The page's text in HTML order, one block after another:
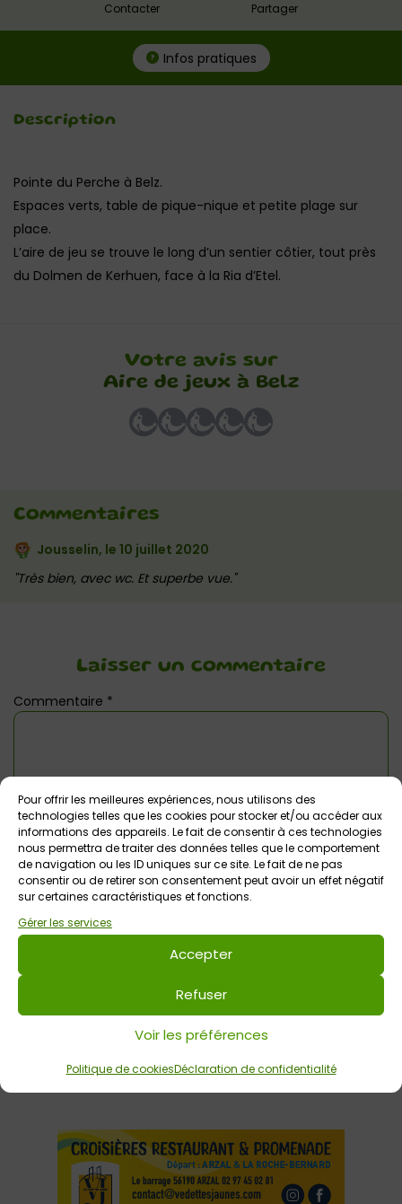
Pour offrir les meilleures expériences, nous utilisons des
technologies telles que les cookies pour stocker et/ou accéder aux
informations des appareils. Le fait de consentir à ces technologies
nous permettra de traiter des données telles que le comportement
de navigation ou les ID uniques sur ce site. Le fait de ne pas
consentir ou de retirer son consentement peut avoir un effet négatif
sur certaines caractéristiques et fonctions.
Gérer les services
Accepter
Refuser
Voir les préférences
Politique de cookiesDéclaration de confidentialité
Contacter Partager
Infos pratiques
Description
Pointe du Perche à Belz.
Espaces verts, table de pique-nique et petite plage sur
place.
L’aire de jeu se trouve le long d’un sentier côtier, tout près
du Dolmen de Kerhuen, face à la Ria d’Etel.
Votre avis sur
Aire de jeux à Belz
Commentaires
Jousselin, le 10 juillet 2020
Très bien, avec wc. Et superbe vue.
Laisser un commentaire
Commentaire *